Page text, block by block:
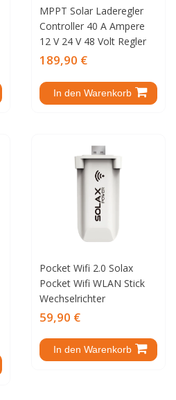
MPPT Solar Laderegler
Controller 40 A Ampere
12 V 24 V 48 Volt Regler
189,90 €
In den Warenkorb
Pocket Wifi 2.0 Solax
Pocket Wifi WLAN Stick
Wechselrichter
59,90 €
In den Warenkorb